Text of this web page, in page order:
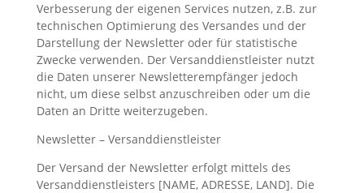
Verbesserung der eigenen Services nutzen, z.B. zur
technischen Optimierung des Versandes und der
Darstellung der Newsletter oder für statistische
Zwecke verwenden. Der Versanddienstleister nutzt
die Daten unserer Newsletterempfänger jedoch
nicht, um diese selbst anzuschreiben oder um die
Daten an Dritte weiterzugeben.
Newsletter – Versanddienstleister
Der Versand der Newsletter erfolgt mittels des
Versanddienstleisters [NAME, ADRESSE, LAND]. Die